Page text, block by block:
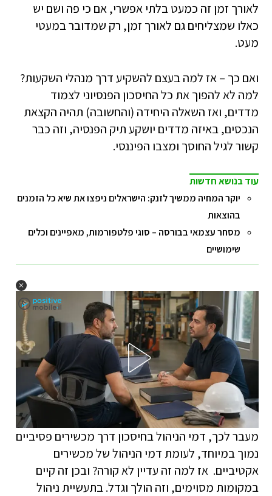
לאורך זמן זה כמעט בלתי אפשרי, אם כי פה ושם יש
כאלו שמצליחים גם לאורך זמן, רק שמדובר במעטי
מעט.
ואם כך – אז למה בעצם להשקיע דרך מנהלי השקעות?
למה לא להפוך את כל החיסכון הפנסיוני לצמוד
מדדים, ואז השאלה היחידה (והחשובה) תהיה הקצאת
הנכסים, באיזה מדדים יושקע תיק הפנסיה, וזה כבר
קשור לגיל החוסך ומצבו הפיננסי.
עוד בנושא חדשות
יוקר המחיה ממשיך לזנק: הישראלים ניפצו את שיא כל הזמנים
בהוצאות
מסחר עצמאי בבורסה – סוגי פלטפורמות, מאפיינים וכלים
שימושיים
מעבר לכך, דמי הניהול בחיסכון דרך מכשירים פסיביים
נמוך במיוחד, לעומת דמי הניהול של מכשירים
אקטיביים. אז למה זה עדיין לא קורה? ובכן זה קיים
במקומות מסוימים, וזה הולך וגדל. בתעשיית ניהול